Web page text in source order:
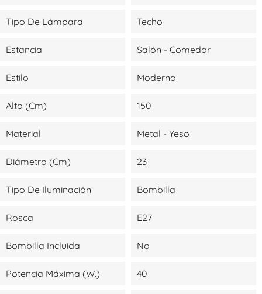
Tipo De Lámpara Techo
Estancia Salón - Comedor
Estilo Moderno
Alto (cm) 150
Material Metal - Yeso
Diámetro (cm) 23
Tipo De Iluminación Bombilla
Rosca E27
Bombilla Incluida No
Potencia Máxima (W.) 40